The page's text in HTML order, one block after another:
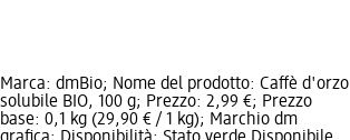
Marca: dmBio; Nome del prodotto: Caffè d'orzo
solubile BIO, 100 g; Prezzo: 2,99 €; Prezzo
base: 0,1 kg (29,90 € / 1 kg); Marchio dm